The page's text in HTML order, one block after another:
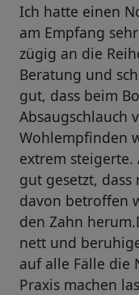
Ich hatte einen
am Empfang
zügig an die
Beratung und
gut, dass beim
Absaugschlauch
Wohlempfinden
extrem steigerte.
gut gesetzt, dass
davon betroffen
den Zahn
nett und
auf alle Fälle die
Praxis machen